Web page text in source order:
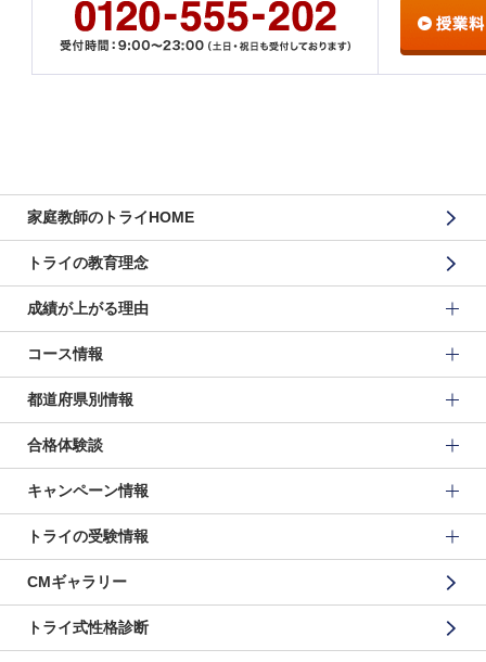
家庭教師のトライHOME
トライの教育理念
成績が上がる理由
コース情報
都道府県別情報
合格体験談
キャンペーン情報
トライの受験情報
CMギャラリー
トライ式性格診断